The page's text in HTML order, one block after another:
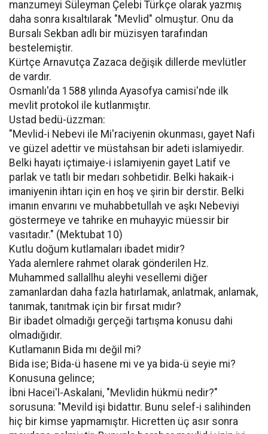
manzumeyi Süleyman Çelebi Türkçe olarak yazmış
daha sonra kısaltılarak "Mevlid" olmuştur. Onu da
Bursalı Sekban adlı bir müzisyen tarafından
bestelemiştir.
Kürtçe Arnavutça Zazaca değişik dillerde mevlütler
de vardır.
Osmanlı'da 1588 yılında Ayasofya camisi'nde ilk
mevlit protokol ile kutlanmıştır.
Ustad bedü-üzzman:
"Mevlid-i Nebevi ile Mi'raciyenin okunması, gayet Nafi
ve güzel adettir ve müstahsan bir adeti islamiyedir.
Belki hayatı içtimaiye-i islamiyenin gayet Latif ve
parlak ve tatlı bir medarı sohbetidir. Belki hakaik-i
imaniyenin ihtarı için en hoş ve şirin bir derstir. Belki
imanın envarını ve muhabbetullah ve aşkı Nebeviyi
göstermeye ve tahrike en muhayyic müessir bir
vasıtadır." (Mektubat 10)
Kutlu doğum kutlamaları ibadet midir?
Yada alemlere rahmet olarak gönderilen Hz.
Muhammed sallallhu aleyhi vesellemi diğer
zamanlardan daha fazla hatırlamak, anlatmak, anlamak,
tanımak, tanıtmak için bir fırsat mıdır?
Bir ibadet olmadığı gerçeği tartışma konusu dahi
olmadığıdır.
Kutlamanın Bida mı değil mi?
Bida ise; Bida-ü hasene mi ve ya bida-ü seyie mi?
Konusuna gelince;
İbni Hacei'l-Askalani, "Mevlidin hükmü nedir?"
sorusuna: "Mevild işi bidattır. Bunu selef-i salihinden
hiç bir kimse yapmamıştır. Hicretten üç asır sonra